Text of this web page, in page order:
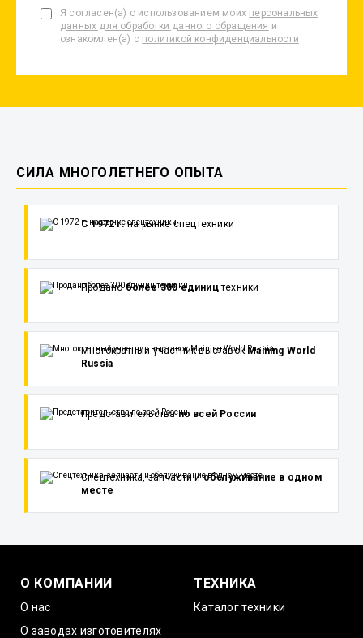
Я согласен(а) с использованием моих персональных
данных для обработки данного обращения и
ознакомлен(а) с политикой конфиденциальности
СИЛА МНОГОЛЕТНЕГО ОПЫТА
С 1972 г.на рынке спецтехники
Проданоболее 300 едиництехники
Многократный участник выставок Maining World
Russia
Представительствапо всей России
Спецтехника, запчасти иобслуживание в одном
месте
О КОМПАНИИ
О нас
О заводах изготовителях
ТЕХНИКА
Каталог техники